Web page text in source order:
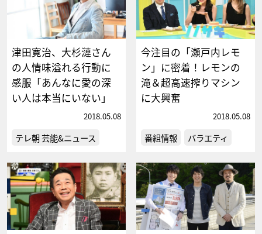
津田寛治、大杉漣さん
の人情味溢れる行動に
感服「あんなに愛の深
い人は本当にいない」
2018.05.08
テレ朝 芸能&ニュース
今注目の「瀬戸内レモ
ン」に密着！レモンの
滝＆超高速搾りマシン
に大興奮
2018.05.08
番組情報 バラエティ